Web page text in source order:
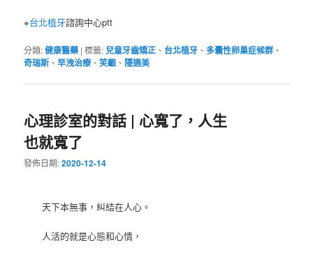
※台北植牙諮詢中心ptt
分類:健康醫藥 |標籤:兒童牙齒矯正 、 台北植牙 、多囊性卵巢症候群 、
奇瑞斯 、早洩治療 、笑齦 、 隱適美
心理診室的對話 | 心寬了，人生
也就寬了
發佈日期:2020-12-14
天下本無事，糾結在人心。
人活的就是心態和心情，